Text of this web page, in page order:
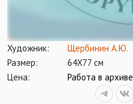
Художник:
Щербинин А.Ю.
Размер:
64Х77 см
Цена:
Работа в архиве